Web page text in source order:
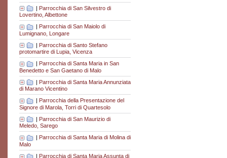
| Parrocchia di San Silvestro di
Lovertino, Albettone
| Parrocchia di San Maiolo di
Lumignano, Longare
| Parrocchia di Santo Stefano
protomartire di Lupia, Vicenza
Parrocchia di Santa Maria in San
Benedetto e San Gaetano di Malo
| Parrocchia di Santa Maria Annunziata
di Marano Vicentino
Parrocchia della Presentazione del
Signore di Marola, Torri di Quartesolo
| Parrocchia di San Maurizio di
Meledo, Sarego
Parrocchia di Santa Maria di Molina di
Malo
| Parrocchia di Santa Maria Assunta di